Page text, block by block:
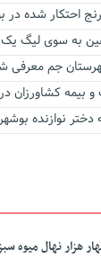
به سوی لیگ یک
جم معرفی
بیمه کشاورزان
دختر نوازنده
هزار نهال میوه